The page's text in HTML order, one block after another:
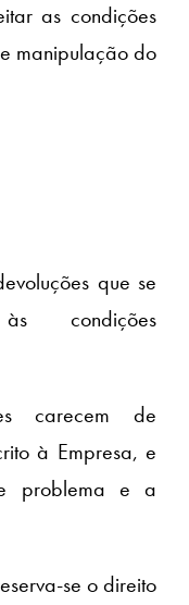
as condições
manipulação do
que se
condições
carecem de
à Empresa, e
problema e a
se o direito